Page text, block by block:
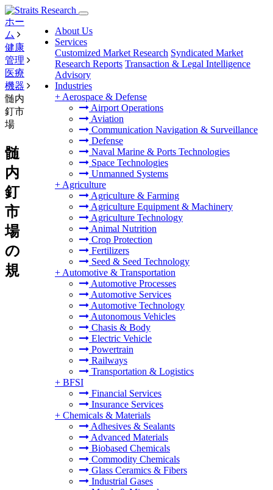
About Us
Services
Customized Market Research Syndicated Market
Research Reports Transaction & Legal Intelligence
Advisory
Industries
+ Aerospace & Defense
Airport Operations
Aviation
Communication Navigation & Surveillance
Defense
Naval Marine & Ports Technologies
Space Technologies
Unmanned Systems
+ Agriculture
Agriculture & Farming
Agriculture Equipment & Machinery
Agriculture Technology
Animal Nutrition
Crop Protection
Fertilizers
Seed & Seed Technology
+ Automotive & Transportation
Automotive Processes
Automotive Services
Automotive Technology
Autonomous Vehicles
Chasis & Body
Electric Vehicle
Powertrain
Railways
Transportation & Logistics
+ BFSI
Financial Services
Insurance Services
+ Chemicals & Materials
Adhesives & Sealants
Advanced Materials
Biobased Chemicals
Commodity Chemicals
Glass Ceramics & Fibers
Industrial Gases
ホー
ム
健康
管理
医療
機器
髄内
釘市
場
髄
内
釘
市
場
の
規